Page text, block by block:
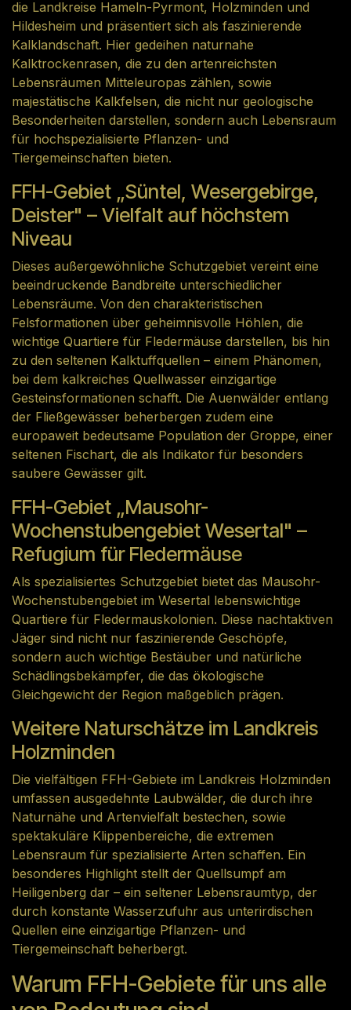
die Landkreise Hameln-Pyrmont, Holzminden und
Hildesheim und präsentiert sich als faszinierende
Kalklandschaft. Hier gedeihen naturnahe
Kalktrockenrasen, die zu den artenreichsten
Lebensräumen Mitteleuropas zählen, sowie
majestätische Kalkfelsen, die nicht nur geologische
Besonderheiten darstellen, sondern auch Lebensraum
für hochspezialisierte Pflanzen- und
Tiergemeinschaften bieten.
FFH-Gebiet „Süntel, Wesergebirge,
Deister" – Vielfalt auf höchstem
Niveau
Dieses außergewöhnliche Schutzgebiet vereint eine
beeindruckende Bandbreite unterschiedlicher
Lebensräume. Von den charakteristischen
Felsformationen über geheimnisvolle Höhlen, die
wichtige Quartiere für Fledermäuse darstellen, bis hin
zu den seltenen Kalktuffquellen – einem Phänomen,
bei dem kalkreiches Quellwasser einzigartige
Gesteinsformationen schafft. Die Auenwälder entlang
der Fließgewässer beherbergen zudem eine
europaweit bedeutsame Population der Groppe, einer
seltenen Fischart, die als Indikator für besonders
saubere Gewässer gilt.
FFH-Gebiet „Mausohr-
Wochenstubengebiet Wesertal" –
Refugium für Fledermäuse
Als spezialisiertes Schutzgebiet bietet das Mausohr-
Wochenstubengebiet im Wesertal lebenswichtige
Quartiere für Fledermauskolonien. Diese nachtaktiven
Jäger sind nicht nur faszinierende Geschöpfe,
sondern auch wichtige Bestäuber und natürliche
Schädlingsbekämpfer, die das ökologische
Gleichgewicht der Region maßgeblich prägen.
Weitere Naturschätze im Landkreis
Holzminden
Die vielfältigen FFH-Gebiete im Landkreis Holzminden
umfassen ausgedehnte Laubwälder, die durch ihre
Naturnähe und Artenvielfalt bestechen, sowie
spektakuläre Klippenbereiche, die extremen
Lebensraum für spezialisierte Arten schaffen. Ein
besonderes Highlight stellt der Quellsumpf am
Heiligenberg dar – ein seltener Lebensraumtyp, der
durch konstante Wasserzufuhr aus unterirdischen
Quellen eine einzigartige Pflanzen- und
Tiergemeinschaft beherbergt.
Warum FFH-Gebiete für uns alle